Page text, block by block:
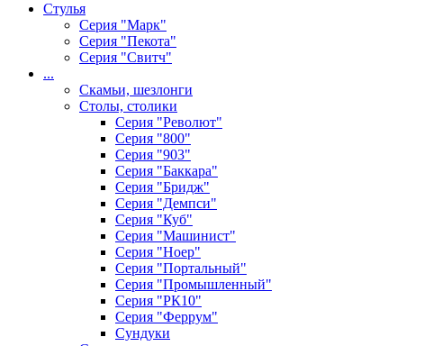
Стулья
Серия "Марк"
Серия "Пекота"
Серия "Свитч"
...
Скамьи, шезлонги
Столы, столики
Серия "Револют"
Серия "800"
Серия "903"
Серия "Баккара"
Серия "Бридж"
Серия "Демпси"
Серия "Куб"
Серия "Машинист"
Серия "Ноер"
Серия "Портальный"
Серия "Промышленный"
Серия "РК10"
Серия "Феррум"
Сундуки